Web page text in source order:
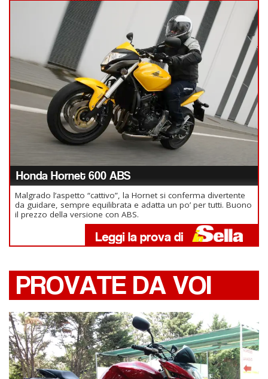
Honda Hornet 600 ABS
Malgrado l’aspetto “cattivo”, la Hornet si conferma divertente
da guidare, sempre equilibrata e adatta un po’ per tutti. Buono
il prezzo della versione con ABS.
PROVATE DA VOI